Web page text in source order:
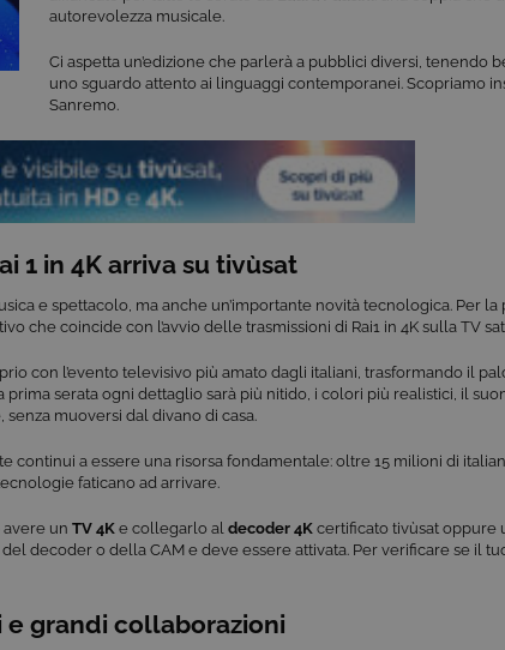
autorevolezza musicale.
Ci aspetta un’edizione che parlerà a pubblici diversi, tenendo
uno sguardo attento ai linguaggi contemporanei. Scopriamo
Sanremo.
1 in 4K arriva su tivùsat
e spettacolo, ma anche un’importante novità tecnologica. Per la
che coincide con l’avvio delle trasmissioni di Rai1 in 4K sulla TV
con l’evento televisivo più amato dagli italiani, trasformando il
serata ogni dettaglio sarà più nitido, i colori più realistici, il
muoversi dal divano di casa.
continui a essere una risorsa fondamentale: oltre 15 milioni di
faticano ad arrivare.
avere un TV 4K e collegarlo al decoder 4K certificato tivùsat oppure
decoder o della CAM e deve essere attivata. Per verificare se il
e grandi collaborazioni